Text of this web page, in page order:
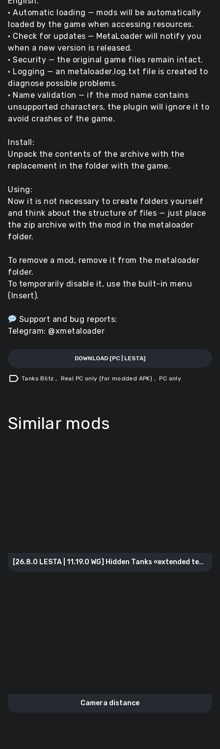
• Automatic loading — mods will be automatically
loaded by the game when accessing resources.
• Check for updates — MetaLoader will notify you
when a new version is released.
• Security — the original game files remain intact.
• Logging — an metaloader.log.txt file is created to
diagnose possible problems.
• Name validation — if the mod name contains
unsupported characters, the plugin will ignore it to
avoid crashes of the game.
Install:
Unpack the contents of the archive with the
replacement in the folder with the game.
Using:
Now it is not necessary to create folders yourself
and think about the structure of files — just place
the zip archive with the mod in the metaloader
folder.
To remove a mod, remove it from the metaloader
folder.
To temporarily disable it, use the built-in menu
(Insert).
Support and bug reports:
Telegram: @xmetaloader
DOWNLOAD [PC | LESTA]
label Tanks Blitz , Real PC only (for modded APK) , PC only
Similar mods
[26.8.0 LESTA | 11.19.0 WG] Hidden Tanks «extended tech
Camera distance